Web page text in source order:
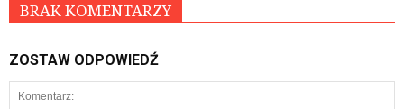
BRAK KOMENTARZY
ZOSTAW ODPOWIEDŹ